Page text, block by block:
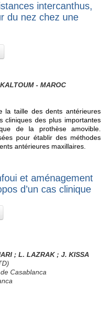
intercanthus,
du nez chez une
- MAROC
la taille des dents antérieures
cliniques des plus importantes
de la prothèse amovible.
pour établir des méthodes
antérieures maxillaires.
et aménagement
d’un cas clinique
; L. LAZRAK ; J. KISSA
Casablanca